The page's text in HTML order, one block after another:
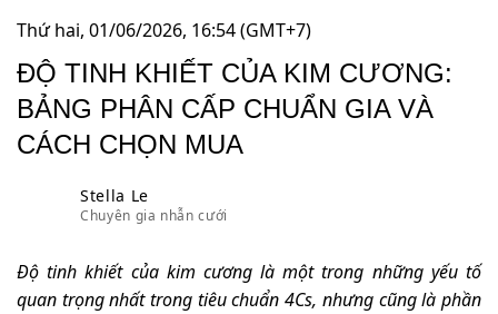
Thứ hai, 01/06/2026, 16:54 (GMT+7)
ĐỘ TINH KHIẾT CỦA KIM CƯƠNG:
BẢNG PHÂN CẤP CHUẨN GIA VÀ
CÁCH CHỌN MUA
Stella Le
Chuyên gia nhẫn cưới
Độ tinh khiết của kim cương là một trong những yếu tố
quan trọng nhất trong tiêu chuẩn 4Cs, nhưng cũng là phần